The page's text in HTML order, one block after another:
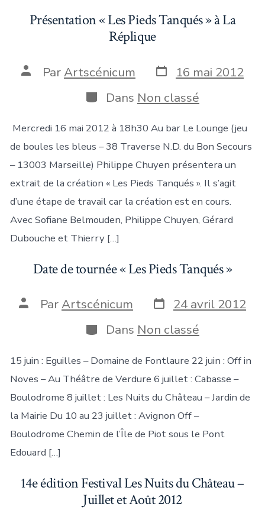
Présentation « Les Pieds Tanqués » à La
Réplique
Auteur
ParArtscénicum Date
de
publication
16 mai 2012
Catégories
Dans Non classé
Mercredi 16 mai 2012 à 18h30 Au bar Le Lounge (jeu
de boules les bleus – 38 Traverse N.D. du Bon Secours
– 13003 Marseille) Philippe Chuyen présentera un
extrait de la création « Les Pieds Tanqués ». Il s’agit
d’une étape de travail car la création est en cours.
Avec Sofiane Belmouden, Philippe Chuyen, Gérard
Dubouche et Thierry […]
Date de tournée « Les Pieds Tanqués »
Auteur
ParArtscénicum Date
de
publication
24 avril 2012
Catégories
Dans Non classé
15 juin : Eguilles – Domaine de Fontlaure 22 juin : Off in
Noves – Au Théâtre de Verdure 6 juillet : Cabasse –
Boulodrome 8 juillet : Les Nuits du Château – Jardin de
la Mairie Du 10 au 23 juillet : Avignon Off –
Boulodrome Chemin de l’Île de Piot sous le Pont
Edouard […]
14e édition Festival Les Nuits du Château –
Juillet et Août 2012